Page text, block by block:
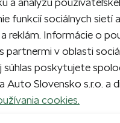
Vypredané
Máte
funkcií sociálnych sietí a
reklám. Informácie o
partnermi v oblasti
súhlas poskytujete
Auto Slovensko s.r.o. a
cookies.